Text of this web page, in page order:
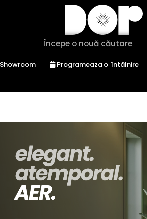
Showroom Programeaza o întâlnire